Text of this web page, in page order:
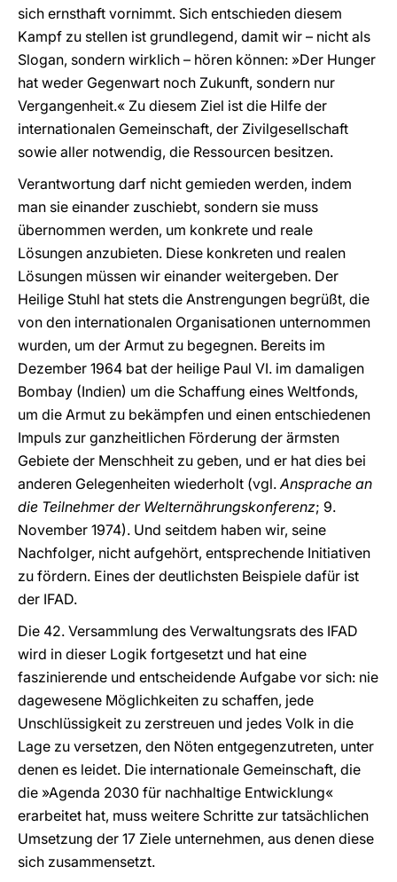
sich ernsthaft vornimmt. Sich entschieden diesem
Kampf zu stellen ist grundlegend, damit wir – nicht als
Slogan, sondern wirklich – hören können: »Der Hunger
hat weder Gegenwart noch Zukunft, sondern nur
Vergangenheit.« Zu diesem Ziel ist die Hilfe der
internationalen Gemeinschaft, der Zivilgesellschaft
sowie aller notwendig, die Ressourcen besitzen.
Verantwortung darf nicht gemieden werden, indem
man sie einander zuschiebt, sondern sie muss
übernommen werden, um konkrete und reale
Lösungen anzubieten. Diese konkreten und realen
Lösungen müssen wir einander weitergeben. Der
Heilige Stuhl hat stets die Anstrengungen begrüßt, die
von den internationalen Organisationen unternommen
wurden, um der Armut zu begegnen. Bereits im
Dezember 1964 bat der heilige Paul VI. im damaligen
Bombay (Indien) um die Schaffung eines Weltfonds,
um die Armut zu bekämpfen und einen entschiedenen
Impuls zur ganzheitlichen Förderung der ärmsten
Gebiete der Menschheit zu geben, und er hat dies bei
anderen Gelegenheiten wiederholt (vgl.Ansprache an
die Teilnehmer der Welternährungskonferenz; 9.
November 1974). Und seitdem haben wir, seine
Nachfolger, nicht aufgehört, entsprechende Initiativen
zu fördern. Eines der deutlichsten Beispiele dafür ist
der IFAD.
Die 42. Versammlung des Verwaltungsrats des IFAD
wird in dieser Logik fortgesetzt und hat eine
faszinierende und entscheidende Aufgabe vor sich: nie
dagewesene Möglichkeiten zu schaffen, jede
Unschlüssigkeit zu zerstreuen und jedes Volk in die
Lage zu versetzen, den Nöten entgegenzutreten, unter
denen es leidet. Die internationale Gemeinschaft, die
die »Agenda 2030 für nachhaltige Entwicklung«
erarbeitet hat, muss weitere Schritte zur tatsächlichen
Umsetzung der 17 Ziele unternehmen, aus denen diese
sich zusammensetzt.